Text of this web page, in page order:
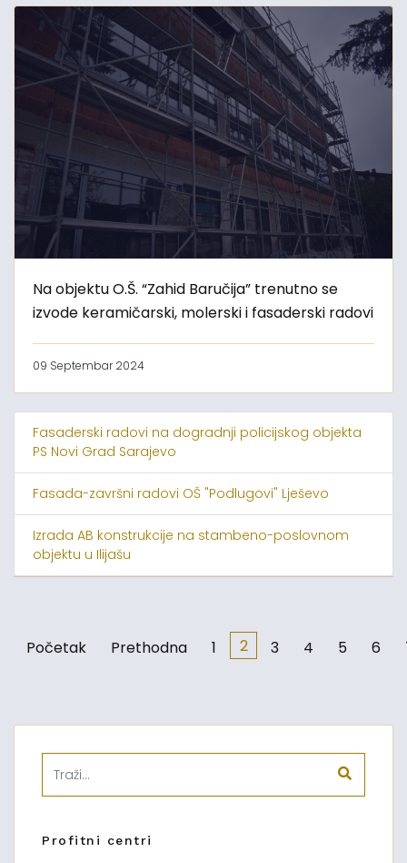
Na objektu O.Š. “Zahid Baručija” trenutno se
izvode keramičarski, molerski i fasaderski radovi
09 Septembar 2024
Fasaderski radovi na dogradnji policijskog objekta
PS Novi Grad Sarajevo
Fasada-završni radovi OŠ "Podlugovi" Lješevo
Izrada AB konstrukcije na stambeno-poslovnom
objektu u Ilijašu
Početak Prethodna 1 2 3 4 5 6
Profitni centri